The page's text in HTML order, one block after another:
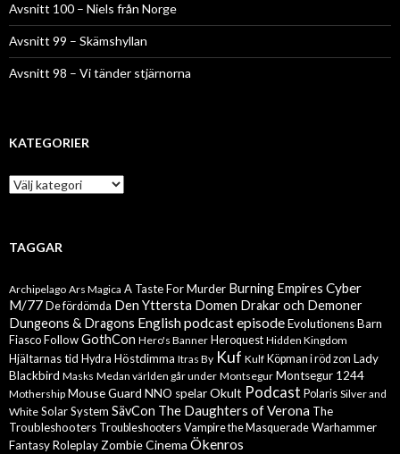
Avsnitt 100 – Niels från Norge
Avsnitt 99 – Skämshyllan
Avsnitt 98 – Vi tänder stjärnorna
KATEGORIER
Kategorier
TAGGAR
Archipelago Ars Magica A Taste For Murder Burning Empires Cyber
M/77 De fördömda Den Yttersta Domen Drakar och Demoner
Dungeons & Dragons English podcast episodeEvolutionens Barn
Fiasco FollowGothCon Hero's Banner Heroquest Hidden Kingdom
Hjältarnas tid Hydra Höstdimma Itras By Kuf Kulf Köpman i röd zon Lady
Blackbird Masks Medan världen går under Montsegur Montsegur 1244
Mothership Mouse Guard NNO spelarOkult Podcast Polaris Silver and
White Solar System SävCon The Daughters of Verona The
Troubleshooters Troubleshooters Vampire the Masquerade Warhammer
Fantasy Roleplay Zombie Cinema Ökenros